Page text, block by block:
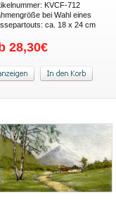
KVCF-712
bei Wahl eines
ca. 18 x 24 cm
28,30€